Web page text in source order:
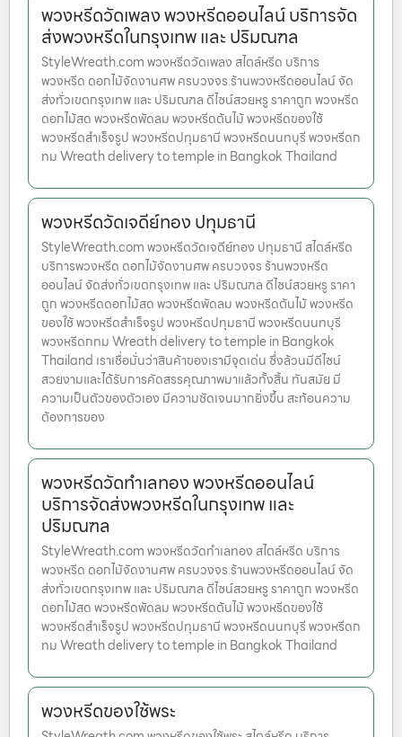
พวงหรีดวัดเพลง พวงหรีดออนไลน์ บริการจัด
ส่งพวงหรีดในกรุงเทพ และ ปริมณฑล
StyleWreath.com พวงหรีดวัดเพลง สไตล์หรีด บริการ
พวงหรีด ดอกไม้จัดงานศพ ครบวงจร ร้านพวงหรีดออนไลน์ จัด
ส่งทั่วเขตกรุงเทพ และ ปริมณฑล ดีไซน์สวยหรู ราคาถูก พวงหรีด
ดอกไม้สด พวงหรีดพัดลม พวงหรีดต้นไม้ พวงหรีดของใช้
พวงหรีดสำเร็จรูป พวงหรีดปทุมธานี พวงหรีดนนทบุรี พวงหรีดก
ทม Wreath delivery to temple in Bangkok Thailand
พวงหรีดวัดเจดีย์ทอง ปทุมธานี
StyleWreath.com พวงหรีดวัดเจดีย์ทอง ปทุมธานี สไตล์หรีด
บริการพวงหรีด ดอกไม้จัดงานศพ ครบวงจร ร้านพวงหรีด
ออนไลน์ จัดส่งทั่วเขตกรุงเทพ และ ปริมณฑล ดีไซน์สวยหรู ราคา
ถูก พวงหรีดดอกไม้สด พวงหรีดพัดลม พวงหรีดต้นไม้ พวงหรีด
ของใช้ พวงหรีดสำเร็จรูป พวงหรีดปทุมธานี พวงหรีดนนทบุรี
พวงหรีดกทม Wreath delivery to temple in Bangkok
Thailand เราเชื่อมั่นว่าสินค้าของเรามีจุดเด่น ซึ่งล้วนมีดีไซน์
สวยงามและได้รับการคัดสรรคุณภาพมาแล้วทั้งสิ้น ทันสมัย มี
ความเป็นตัวของตัวเอง มีความชัดเจนมากยิ่งขึ้น สะท้อนความ
ต้องการของ
พวงหรีดวัดทำเลทอง พวงหรีดออนไลน์
บริการจัดส่งพวงหรีดในกรุงเทพ และ
ปริมณฑล
StyleWreath.com พวงหรีดวัดทำเลทอง สไตล์หรีด บริการ
พวงหรีด ดอกไม้จัดงานศพ ครบวงจร ร้านพวงหรีดออนไลน์ จัด
ส่งทั่วเขตกรุงเทพ และ ปริมณฑล ดีไซน์สวยหรู ราคาถูก พวงหรีด
ดอกไม้สด พวงหรีดพัดลม พวงหรีดต้นไม้ พวงหรีดของใช้
พวงหรีดสำเร็จรูป พวงหรีดปทุมธานี พวงหรีดนนทบุรี พวงหรีดก
ทม Wreath delivery to temple in Bangkok Thailand
พวงหรีดของใช้พระ